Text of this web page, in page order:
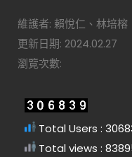
維護者: 賴悅仁、林培榕
更新日期: 2024.02.27
瀏覽次數:
Total Users :
Total views :